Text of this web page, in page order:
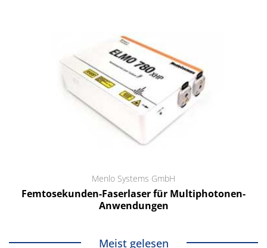
Menlo Systems GmbH
Femtosekunden-Faserlaser für Multiphotonen-
Anwendungen
Meist gelesen